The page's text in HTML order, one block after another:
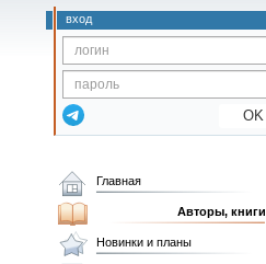
вход
OK
Главная
Авторы, книги
Новинки и планы